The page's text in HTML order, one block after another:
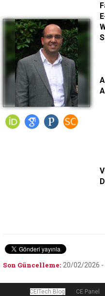
Son Güncelleme: 20/02/2026 -
CEITech Blog
CE Panel